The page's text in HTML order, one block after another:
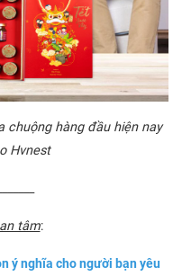
hàng đầu hiện nay
Hvnest
tâm:
ý nghĩa cho người bạn yêu